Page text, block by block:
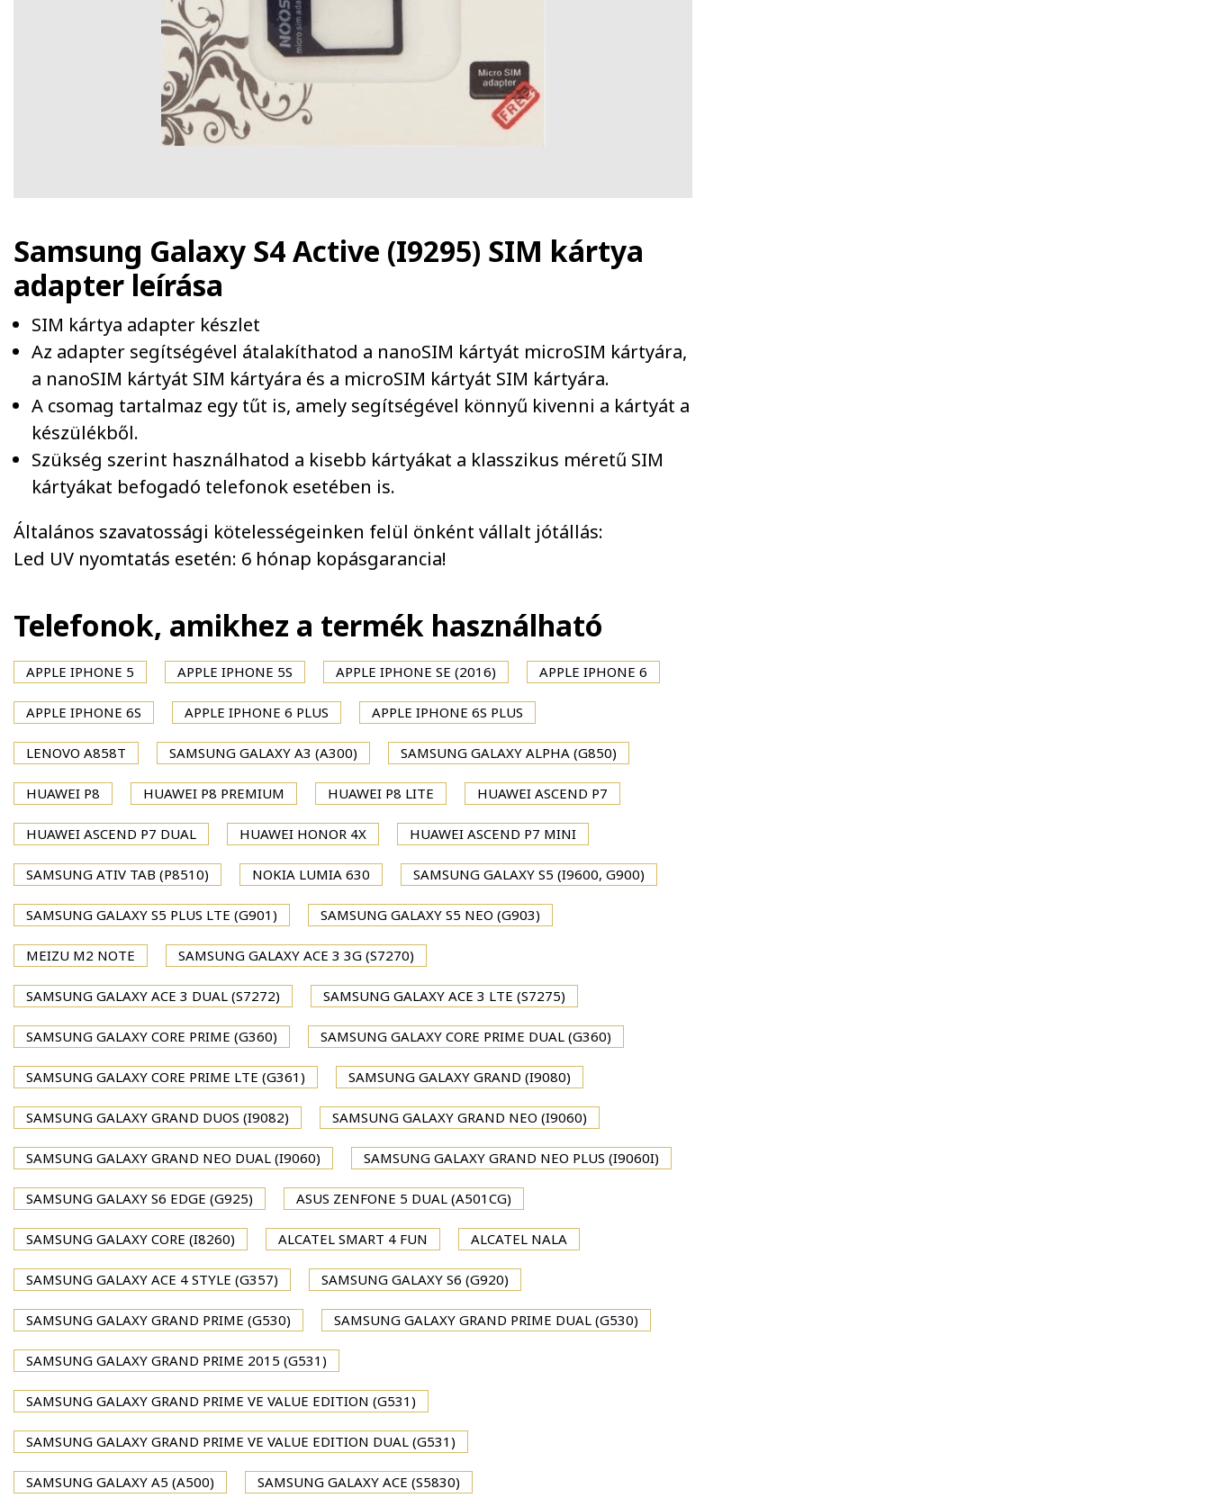
Samsung Galaxy S4 Active (I9295) SIM kártya
adapter leírása
SIM kártya adapter készlet
Az adapter segítségével átalakíthatod a nanoSIM kártyát microSIM kártyára,
a nanoSIM kártyát SIM kártyára és a microSIM kártyát SIM kártyára.
A csomag tartalmaz egy tűt is, amely segítségével könnyű kivenni a kártyát a
készülékből.
Szükség szerint használhatod a kisebb kártyákat a klasszikus méretű SIM
kártyákat befogadó telefonok esetében is.
Általános szavatossági kötelességeinken felül önként vállalt jótállás:
Led UV nyomtatás esetén: 6 hónap kopásgarancia!
Telefonok, amikhez a termék használható
APPLE IPHONE 5 APPLE IPHONE 5S APPLE IPHONE SE (2016) APPLE IPHONE 6
APPLE IPHONE 6S APPLE IPHONE 6 PLUS APPLE IPHONE 6S PLUS
LENOVO A858T SAMSUNG GALAXY A3 (A300) SAMSUNG GALAXY ALPHA (G850)
HUAWEI P8 HUAWEI P8 PREMIUM HUAWEI P8 LITE HUAWEI ASCEND P7
HUAWEI ASCEND P7 DUAL HUAWEI HONOR 4X HUAWEI ASCEND P7 MINI
SAMSUNG ATIV TAB (P8510) NOKIA LUMIA 630 SAMSUNG GALAXY S5 (I9600, G900)
SAMSUNG GALAXY S5 PLUS LTE (G901) SAMSUNG GALAXY S5 NEO (G903)
MEIZU M2 NOTE SAMSUNG GALAXY ACE 3 3G (S7270)
SAMSUNG GALAXY ACE 3 DUAL (S7272) SAMSUNG GALAXY ACE 3 LTE (S7275)
SAMSUNG GALAXY CORE PRIME (G360) SAMSUNG GALAXY CORE PRIME DUAL (G360)
SAMSUNG GALAXY CORE PRIME LTE (G361) SAMSUNG GALAXY GRAND (I9080)
SAMSUNG GALAXY GRAND DUOS (I9082) SAMSUNG GALAXY GRAND NEO (I9060)
SAMSUNG GALAXY GRAND NEO DUAL (I9060) SAMSUNG GALAXY GRAND NEO PLUS (I9060I)
SAMSUNG GALAXY S6 EDGE (G925) ASUS ZENFONE 5 DUAL (A501CG)
SAMSUNG GALAXY CORE (I8260) ALCATEL SMART 4 FUN ALCATEL NALA
SAMSUNG GALAXY ACE 4 STYLE (G357) SAMSUNG GALAXY S6 (G920)
SAMSUNG GALAXY GRAND PRIME (G530) SAMSUNG GALAXY GRAND PRIME DUAL (G530)
SAMSUNG GALAXY GRAND PRIME 2015 (G531)
SAMSUNG GALAXY GRAND PRIME VE VALUE EDITION (G531)
SAMSUNG GALAXY GRAND PRIME VE VALUE EDITION DUAL (G531)
SAMSUNG GALAXY A5 (A500) SAMSUNG GALAXY ACE (S5830)